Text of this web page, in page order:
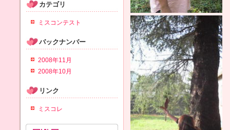
カテゴリ
ミスコンテスト
バックナンバー
2008年11月
2008年10月
リンク
ミスコレ